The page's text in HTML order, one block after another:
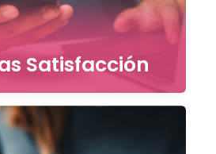
Satisfacción